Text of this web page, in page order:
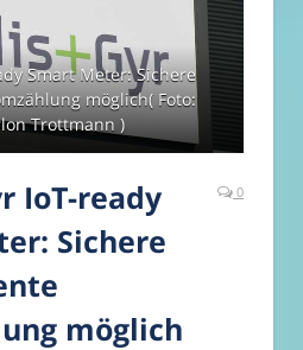
Smart Meter: Sichere
möglich( Foto:
Trottmann )
IoT-ready
Sichere
möglich
0